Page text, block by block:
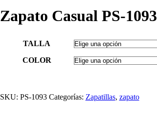
Zapato Casual PS-1093
TALLA
COLOR
SKU: PS-1093 Categorías: Zapatillas, zapato